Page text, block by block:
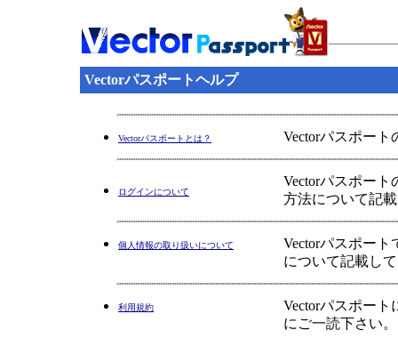
Vectorパスポートヘルプ
Vectorパスポートとは？ Vectorパスポー
ログインについて
Vectorパスポー
方法について記
個人情報の取り扱いについて
Vectorパスポー
について記載し
利用規約
Vectorパスポー
にご一読下さい。